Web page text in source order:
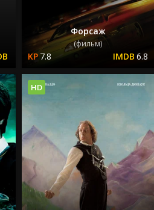
Форсаж
(фильм)
7.8 6.8
HD